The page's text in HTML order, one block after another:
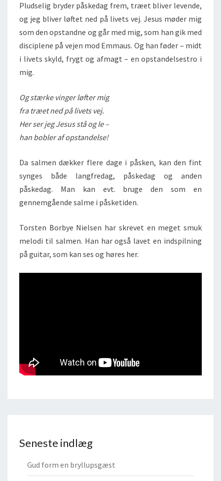
Pludselig bryder påskedag frem, træet bliver levende,
og jeg bliver løftet ned på livets vej. Jesus møder mig
som den opstandne og går med mig, som han gik med
disciplene på vejen mod Emmaus. Og han føder – midt
i livets skyld, frygt og afmagt – en opstandelsestro i
mig.
Og stærke vinger løfter mig
fra træet ned på livets vej.
Her ser jeg Jesus stå og le –
han bobler af opstandelse!
Da salmen dækker flere dage i påsken, kan den fint
synges både langfredag, påskedag og anden
påskedag. Man kan evt. bruge den som en
gennemgående salme i påsketiden.
Torsten Borbye Nielsen har skrevet en meget smuk
melodi til salmen. Han har også lavet en indspilning
på guitar, som kan ses og høres her.
Seneste indlæg
Gud form en bryllupsgæst